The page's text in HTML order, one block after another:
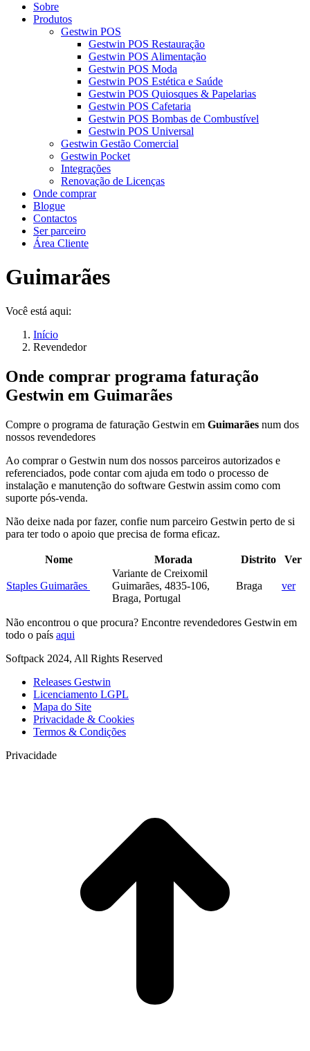
Sobre
Produtos
Gestwin POS
Gestwin POS Restauração
Gestwin POS Alimentação
Gestwin POS Moda
Gestwin POS Estética e Saúde
Gestwin POS Quiosques & Papelarias
Gestwin POS Cafetaria
Gestwin POS Bombas de Combustível
Gestwin POS Universal
Gestwin Gestão Comercial
Gestwin Pocket
Integrações
Renovação de Licenças
Onde comprar
Blogue
Contactos
Ser parceiro
Área Cliente
Guimarães
Você está aqui:
Início
Revendedor
Onde comprar programa faturação
Gestwin em Guimarães
Compre o programa de faturação Gestwin em Guimarães num dos
nossos revendedores
Ao comprar o Gestwin num dos nossos parceiros autorizados e
referenciados, pode contar com ajuda em todo o processo de
instalação e manutenção do software Gestwin assim como com
suporte pós-venda.
Não deixe nada por fazer, confie num parceiro Gestwin perto de si
para ter todo o apoio que precisa de forma eficaz.
Nome Morada Distrito Ver
Staples Guimarães
Variante de Creixomil
Guimarães, 4835-106,
Braga, Portugal
Braga ver
Não encontrou o que procura? Encontre revendedores Gestwin em
todo o país aqui
Softpack 2024, All Rights Reserved
Releases Gestwin
Licenciamento LGPL
Mapa do Site
Privacidade & Cookies
Termos & Condições
Privacidade